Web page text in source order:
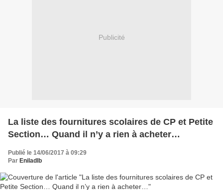
Publicité
La liste des fournitures scolaires de CP et Petite
Section… Quand il n’y a rien à acheter…
Publié le 14/06/2017 à 09:29
Par Eniladlb